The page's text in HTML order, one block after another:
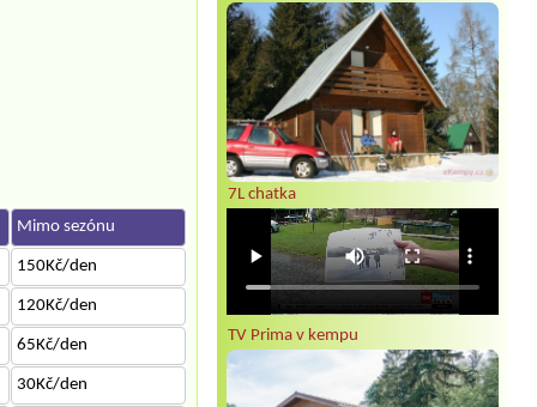
7L chatka
TV Prima v kempu
Mimo sezónu
150Kč/den
120Kč/den
65Kč/den
30Kč/den